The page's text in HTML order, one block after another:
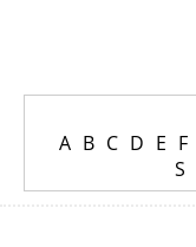
A B C D E F
S